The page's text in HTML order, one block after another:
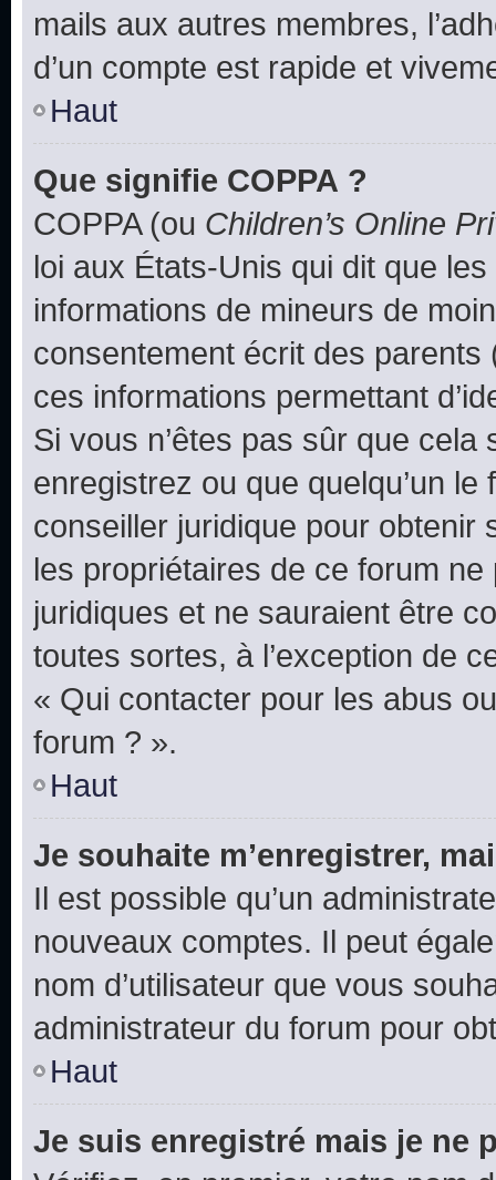
mails aux autres membres,
d’un compte est rapide et
Haut
Que signifie COPPA ?
COPPA (ou Children’s Online
loi aux États-Unis qui dit que
informations de mineurs de
consentement écrit des parents
ces informations permettant
Si vous n’êtes pas sûr que
enregistrez ou que quelqu’un
conseiller juridique pour obtenir
les propriétaires de ce forum
juridiques et ne sauraient être
toutes sortes, à l’exception de
« Qui contacter pour les abus
forum ? ».
Haut
Je souhaite m’enregistrer,
Il est possible qu’un
nouveaux comptes. Il peut
nom d’utilisateur que vous
administrateur du forum pour
Haut
Je suis enregistré mais je ne